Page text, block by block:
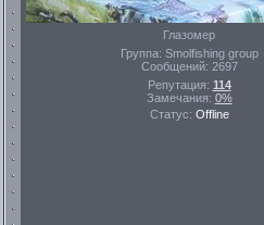
Глазомер
Группа: Smolfishing group
Сообщений: 2697
Репутация: 114
Замечания: 0%
Статус: Offline